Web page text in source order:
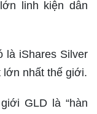
linh kiện dẫn
là iShares Silver
lớn nhất thế giới.
GLD là “hàn